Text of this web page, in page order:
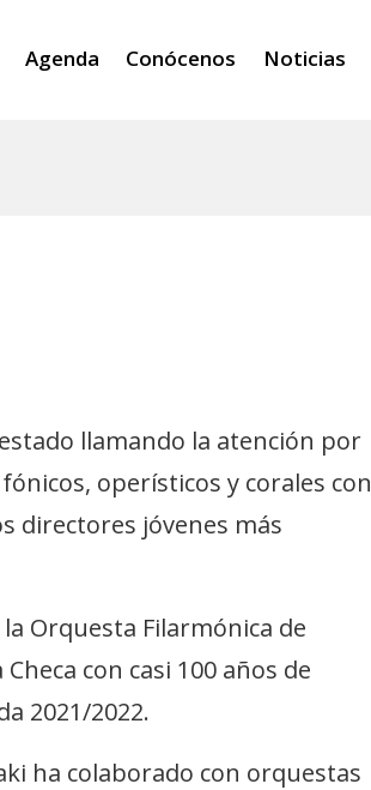
Agenda Conócenos Noticias
llamando la atención por
operísticos y corales con
directores jóvenes más
Orquesta Filarmónica de
con casi 100 años de
2021/2022.
ha colaborado con orquestas